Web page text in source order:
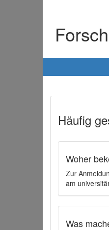
Häufig
Woher
Zur
am
Was